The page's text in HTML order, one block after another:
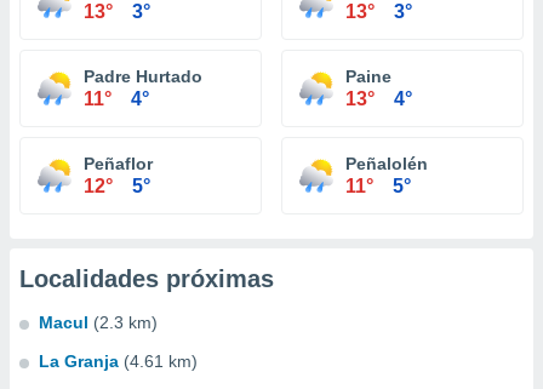
13° 3° 13° 3°
Padre Hurtado
11° 4°
Paine
13° 4°
Peñaflor
12° 5°
Peñalolén
11° 5°
Localidades próximas
Macul (2.3 km)
La Granja (4.61 km)